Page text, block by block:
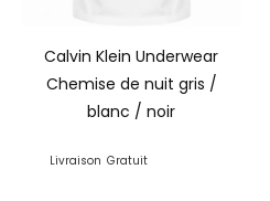
Calvin Klein Underwear
Chemise de nuit gris /
blanc / noir
Livraison Gratuit